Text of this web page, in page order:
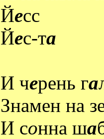
Йесс
Йес-та
И черень га
Знамен на
И сонна ша